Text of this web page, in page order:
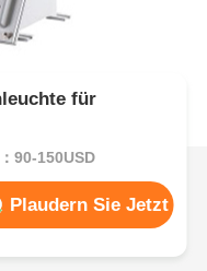
für
90-150USD
Plaudern Sie Jetzt